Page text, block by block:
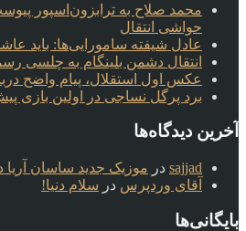
محمد صلاح به ترابزون‌اسپور
حواشی انتقال
عادل شیفته سامورایی‌ها: باید
انتقال دشمن بلینگام به چلسی
عکس اول استقلال، پیام واضح
برد پرگل نساجی در اولین بازی
آخرین دیدگاه‌ها
sajjad در موزیک جدید ساسان آریا
آقای وردپرس در سلام دنیا!
بایگانی‌ها